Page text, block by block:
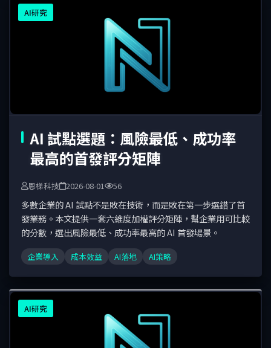
AI研究
AI 試點選題：風險最低、成功率
最高的首發評分矩陣
恩梯科技 2026-08-01 56
多數企業的 AI 試點不是敗在技術，而是敗在第一步選錯了首
發業務。本文提供一套六維度加權評分矩陣，幫企業用可比較
的分數，選出風險最低、成功率最高的 AI 首發場景。
企業導入 成本效益 AI落地 AI策略
AI研究